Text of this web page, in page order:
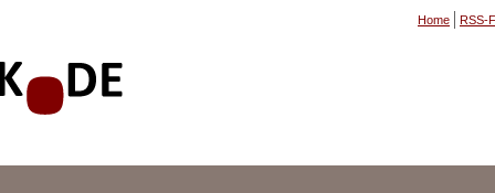
Home RSS-